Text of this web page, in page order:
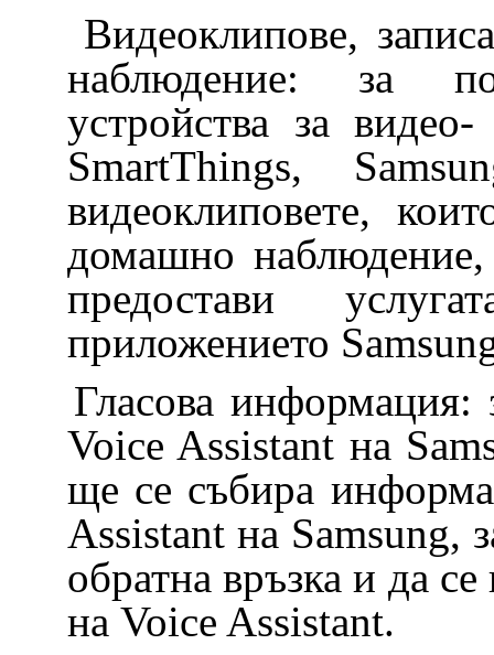
Видеоклипове,
наблюдение: за
устройства за
SmartThings,
видеоклиповете,
домашно
предостави
приложението
Гласова информация:
Voice Assistant на
ще се събира
Assistant на Samsung,
обратна връзка и да
на Voice Assistant.